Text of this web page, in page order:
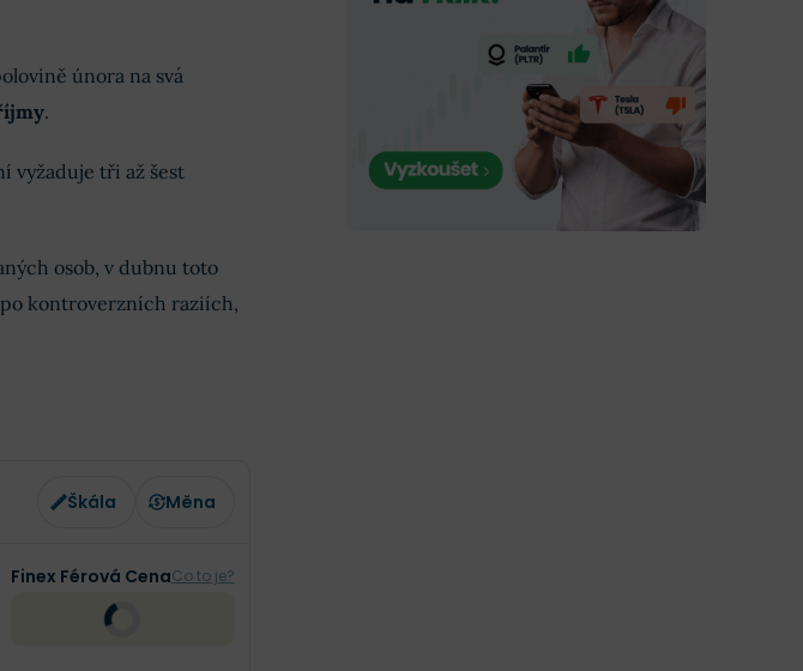
února na svá
.
vyžaduje tři až šest
osob, v dubnu toto
kontroverzních raziích,
Škála Měna
Finex Férová CenaCo to je?